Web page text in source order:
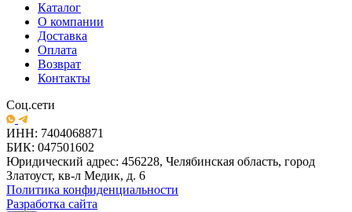
Каталог
О компании
Доставка
Оплата
Возврат
Контакты
Соц.сети
ИНН: 7404068871
БИК: 047501602
Юридический адрес: 456228, Челябинская область, город
Златоуст, кв-л Медик, д. 6
Политика конфиденциальности
Разработка сайта